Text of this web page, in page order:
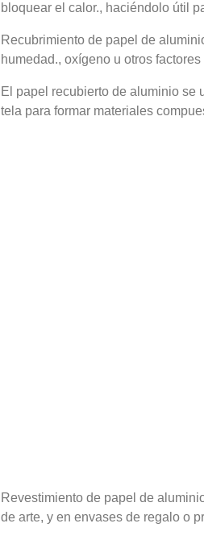
bloquear el calor., haciéndolo útil
Recubrimiento de papel de
humedad., oxígeno u otros
El papel recubierto de aluminio se
tela para formar materiales
Revestimiento de papel de
de arte, y en envases de regalo o